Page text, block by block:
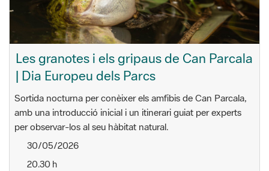
Les granotes i els gripaus de Can Parcala
| Dia Europeu dels Parcs
Sortida nocturna per conèixer els amfibis de Can Parcala,
amb una introducció inicial i un itinerari guiat per experts
per observar-los al seu hàbitat natural.
30/05/2026
20.30 h